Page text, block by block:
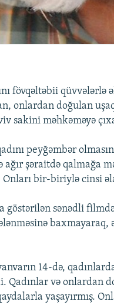
fövqəltəbii qüvvələrlə
onlardan doğulan
sakini məhkəməyə
peyğəmbər
şəraitdə qalmağa
bir-biriylə cinsi
göstərilən sənədli
baxmayaraq,
14-də,
Qadınlar və onlardan
yaşayırmış.